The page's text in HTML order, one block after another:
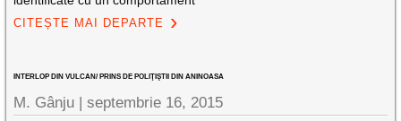
CITEȘTE MAI DEPARTE
INTERLOP DIN VULCAN/ PRINS DE POLIŢIŞTII DIN ANINOASA
M. Gânju |septembrie 16, 2015